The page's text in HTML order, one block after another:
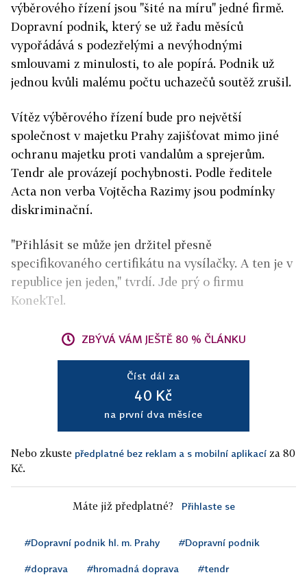
výběrového řízení jsou "šité na míru" jedné firmě.
Dopravní podnik, který se už řadu měsíců
vypořádává s podezřelými a nevýhodnými
smlouvami z minulosti, to ale popírá. Podnik už
jednou kvůli malému počtu uchazečů soutěž zrušil.
Vítěz výběrového řízení bude pro největší
společnost v majetku Prahy zajišťovat mimo jiné
ochranu majetku proti vandalům a sprejerům.
Tendr ale provázejí pochybnosti. Podle ředitele
Acta non verba Vojtěcha Razimy jsou podmínky
diskriminační.
"Přihlásit se může jen držitel přesně
specifikovaného certifikátu na vysílačky. A ten je v
republice jen jeden," tvrdí. Jde prý o firmu
KonekTel.
ZBÝVÁ VÁM JEŠTĚ 80 % ČLÁNKU
Číst dál za
40 Kč
na první dva měsíce
Nebo zkuste předplatné bez reklam a s mobilní aplikací za 80
Kč.
Máte již předplatné? Přihlaste se
#Dopravní podnik hl. m. Prahy #Dopravní podnik
#doprava #hromadná doprava #tendr